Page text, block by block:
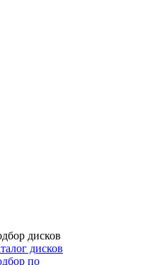
дисков
дисков
по